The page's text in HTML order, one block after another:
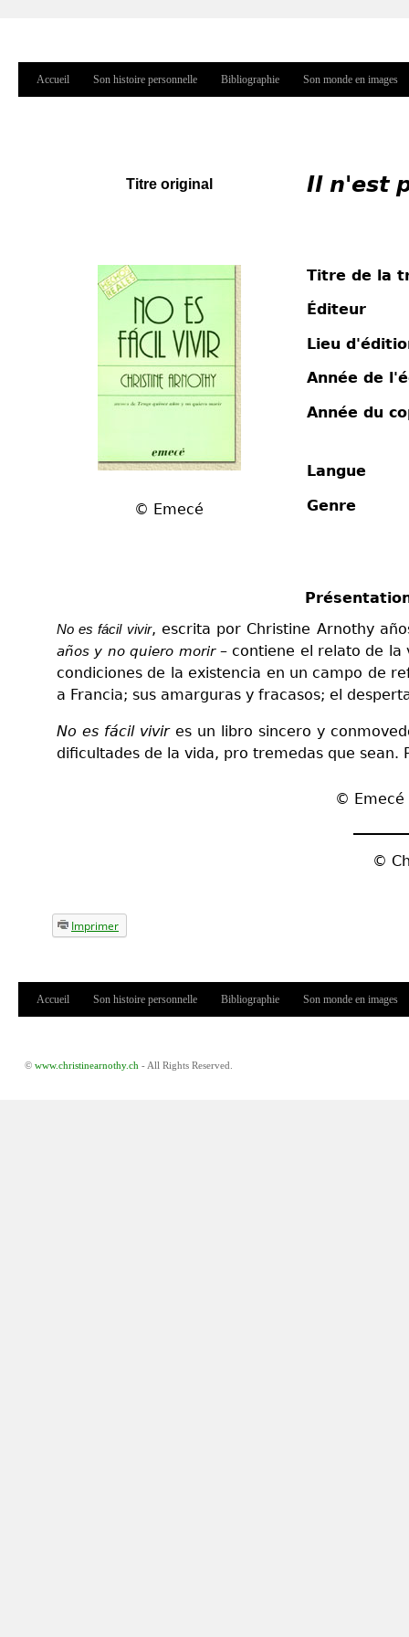
Menu principal
Accueil Son histoire personnelle Bibliographie Son monde en images
Titre original Il n'est
© Emecé
Titre de la
Éditeur
Lieu
Année de
Année du
Langue
Genre
No es fácil vivir, escrita por Christine Arnothy
años y no quiero morir – contiene el relato de la
condiciones de la existencia en un campo de
a Francia; sus amarguras y fracasos; el
No es fácil vivires un libro sincero y
dificultades de la vida, pro tremedas que sean.
© Emecé
©
Imprimer
Menu principal
Accueil Son histoire personnelle Bibliographie Son monde en images
© www.christinearnothy.ch - All Rights Reserved.